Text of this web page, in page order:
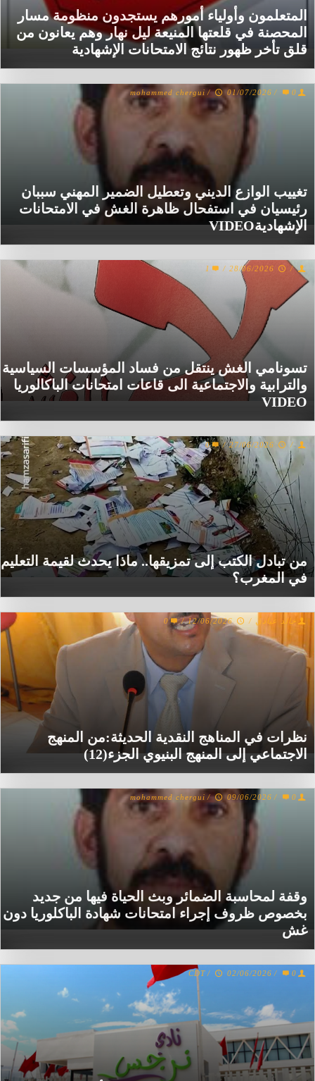
المتعلمون وأولياء أمورهم يستجدون منظومة مسار
المحصنة في قلعتها المنيعة ليل نهار وهم يعانون من
قلق تأخر ظهور نتائج الامتحانات الإشهادية
تغييب الوازع الديني وتعطيل الضمير المهني سببان
رئيسيان في استفحال ظاهرة الغش في الامتحانات
الإشهاديةVIDEO
mohammed chergui / 01/07/2026 / 0
تسونامي الغش ينتقل من فساد المؤسسات السياسية
والترابية والاجتماعية الى قاعات امتحانات الباكالوريا
VIDEO
/
28/06/2026
/
1
من تبادل الكتب إلى تمزيقها.. ماذا يحدث لقيمة التعليم
في المغرب؟
/
27/06/2026
/
0
نظرات في المناهج النقدية الحديثة:من المنهج
الاجتماعي إلى المنهج البنيوي الجزء(12)
خالد عيادي /
12/06/2026
/
0
وقفة لمحاسبة الضمائر وبث الحياة فيها من جديد
بخصوص ظروف إجراء امتحانات شهادة الباكلوريا دون
غش
mohammed chergui / 09/06/2026 / 0
CDT / 02/06/2026 / 0